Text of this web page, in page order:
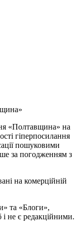
«Полтавщина» на
гіперпосилання
пошуковими
за погодженням з
на комерційній
та «Блоги»,
і не є редакційними.